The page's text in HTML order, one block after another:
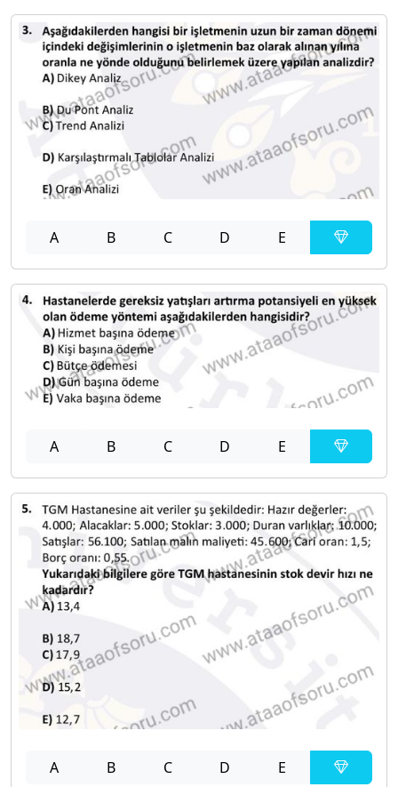
A B C D E
A B C D E
A B C D E